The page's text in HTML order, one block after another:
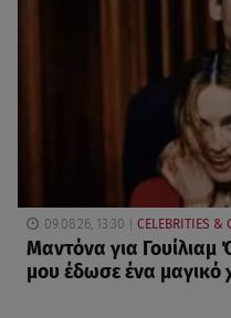
09.08.26, 13:30 CELEBRITIES &
Μαντόνα για
μου έδωσε ένα μαγικό